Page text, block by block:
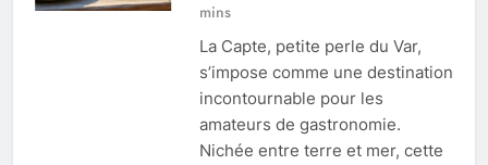
mins
La Capte, petite perle du Var,
s’impose comme une destination
incontournable pour les
amateurs de gastronomie.
Nichée entre terre et mer, cette